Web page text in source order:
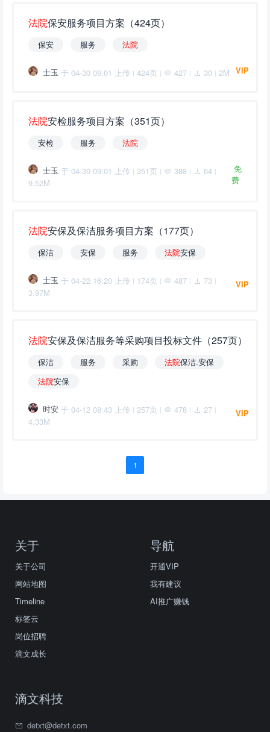
法院保安服务项目方案（424页）
保安 服务 法院
士玉 于 04-30 09:01 上传 | 424页 | 427 | 30 | 2M VIP
法院安检服务项目方案（351页）
安检 服务 法院
士玉 于 04-30 09:01 上传 | 351页 | 388 | 64 |
9.52M
免
费
法院安保及保洁服务项目方案（177页）
保洁 安保 服务 法院安保
士玉 于 04-22 16:20 上传 | 174页 | 487 | 73 |
3.97M
VIP
法院安保及保洁服务等采购项目投标文件（257页）
保洁 服务 采购 法院保洁.安保
法院安保
时安 于 04-12 08:43 上传 | 257页 | 478 | 27 |
4.33M
VIP
1
关于
关于公司
网站地图
Timeline
标签云
岗位招聘
滴文成长
导航
开通VIP
我有建议
AI推广赚钱
滴文科技
detxt@detxt.com